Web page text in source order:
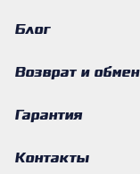
Блог
Возврат и обмен
Гарантия
Контакты